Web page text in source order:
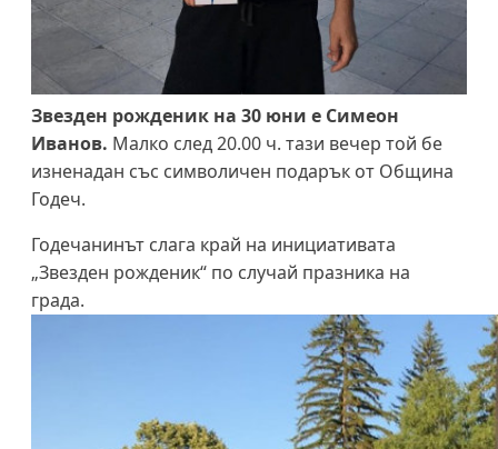
Звезден рожденик на 30 юни е Симеон
Иванов. Малко след 20.00 ч. тази вечер той бе
изненадан със символичен подарък от Община
Годеч.
Годечанинът слага край на инициативата
„Звезден рожденик“ по случай празника на
града.